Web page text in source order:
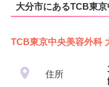
大分市にあるTCB東
TCB東京中央美容外科
住所